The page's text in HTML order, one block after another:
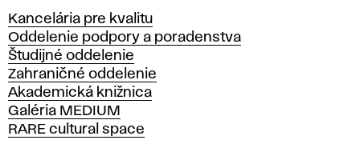
s
o
k
á
š
k
o
Kancelária pre kvalitu
Oddelenie podpory a poradenstva
Študijné oddelenie
Zahraničné oddelenie
Akademická knižnica
Galéria MEDIUM
RARE cultural space